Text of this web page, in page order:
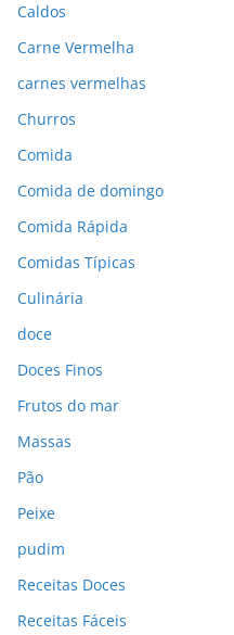
Caldos
Carne Vermelha
carnes vermelhas
Churros
Comida
Comida de domingo
Comida Rápida
Comidas Típicas
Culinária
doce
Doces Finos
Frutos do mar
Massas
Pão
Peixe
pudim
Receitas Doces
Receitas Fáceis